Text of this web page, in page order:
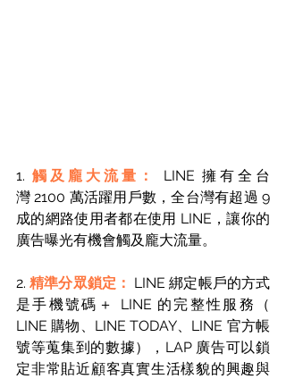
1. 觸及龐大流量： LINE 擁有全台
灣 2100 萬活躍用戶數，全台灣有超過 9
成的網路使用者都在使用 LINE，讓你的
廣告曝光有機會觸及龐大流量。
2. 精準分眾鎖定： LINE 綁定帳戶的方式
是手機號碼＋ LINE 的完整性服務（
LINE 購物、LINE TODAY、LINE 官方帳
號等蒐集到的數據），LAP 廣告可以鎖
定非常貼近顧客真實生活樣貌的興趣與